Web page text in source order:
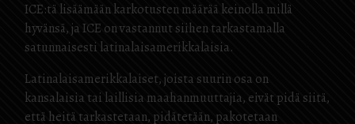
ICE:tä lisäämään karkotusten määrää keinolla millä
hyvänsä, ja ICE on vastannut siihen tarkastamalla
satunnaisesti latinalaisamerikkalaisia.
Latinalaisamerikkalaiset, joista suurin osa on
kansalaisia tai laillisia maahanmuuttajia, eivät pidä siitä,
että heitä tarkastetaan, pidätetään, pakotetaan